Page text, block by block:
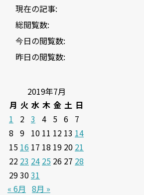
現在の記事:
総閲覧数:
今日の閲覧数:
昨日の閲覧数:
2019年7月
月 火 水 木 金 土 日
1
2 3 4 5 6 7
8 9 10 11 12 13 14
15 16 17 18 19 20 21
22 23 24 25 26 27 28
293031
« 6月 8月 »